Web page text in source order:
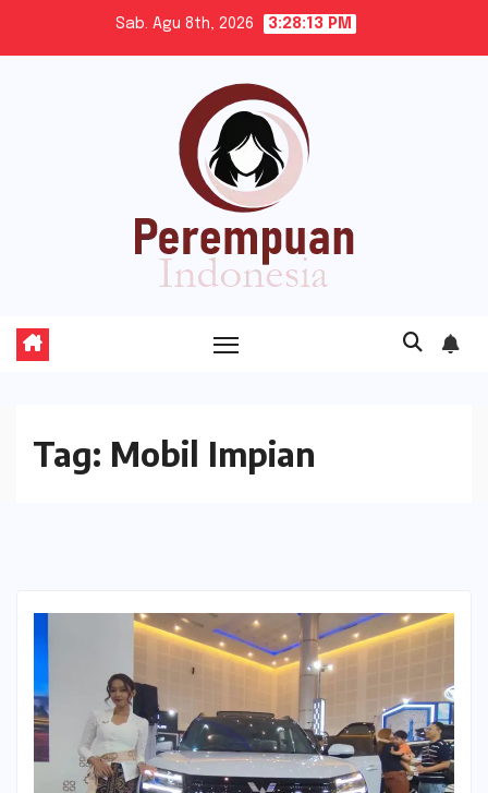
Sab. Agu 8th, 2026 3:28:14 PM
Tag: Mobil Impian